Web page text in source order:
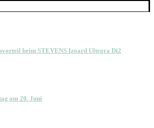
beim STEVENS Izoard Ultegra Di2
am 20. Juni